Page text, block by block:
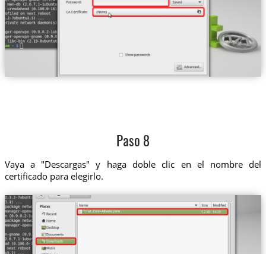
Paso 8
Vaya a "Descargas" y haga doble clic en el nombre del
certificado para elegirlo.
Trust.Zone-Albania.pem